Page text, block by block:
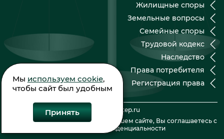
Жилищные споры
Земельные вопросы
Семейные споры
Трудовой кодекс
Наследство
Права потребителя
Регистрация права
© 2026 nicestep.ru
Оставляя контактные данные на нашем сайте, Вы соглашаетесь с
Политикой конфиденциальности
Мы используем cookie,
чтобы сайт был удобным
Принять